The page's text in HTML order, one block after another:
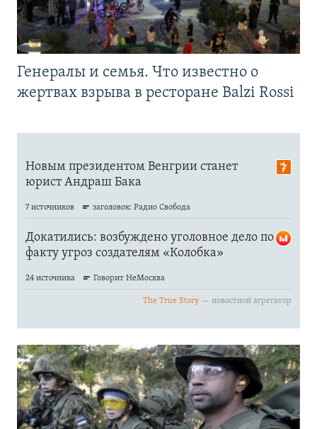
Генералы и семья. Что известно о
жертвах взрыва в ресторане Balzi Rossi